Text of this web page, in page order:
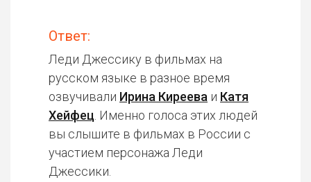
Ответ:
Леди Джессику в фильмах на
русском языке в разное время
озвучивали Ирина Киреева и Катя
Хейфец . Именно голоса этих людей
вы слышите в фильмах в России с
участием персонажа Леди
Джессики.